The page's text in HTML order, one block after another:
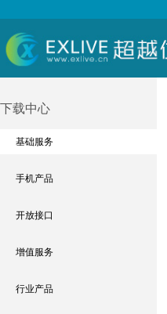
下载中心
基础服务
手机产品
开放接口
增值服务
行业产品